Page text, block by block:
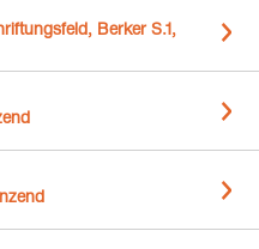
Berker S.1,